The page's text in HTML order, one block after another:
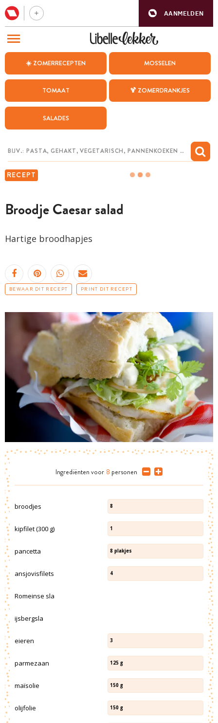
AANMELDEN
☀️ ZOMERRECEPTEN MOSSELEN
TOMAAT 🍹 ZOMERDRANKJES
SALADES
RECEPT
Broodje Caesar salad
Hartige broodhapjes
BEWAAR DIT RECEPT PRINT DIT RECEPT
Ingrediënten voor 8 personen
broodjes 8
kipfilet (300 g) 1
pancetta 8 plakjes
ansjovisfilets 4
Romeinse sla
ijsbergsla
eieren 3
parmezaan 125 g
maïsolie 150 g
olijfolie 150 g
BEZOEK ONZE ANDERE WEBSITES
WEEKMENU
CHAT MET MAIA
MIJN BEWAARDE RECEPTEN